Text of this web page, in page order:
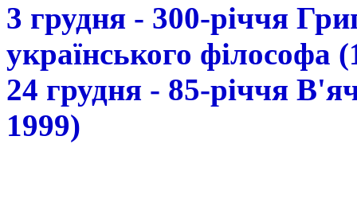
3 грудня - 300-річчя
українського філософа
24 грудня - 85-річчя
1999)